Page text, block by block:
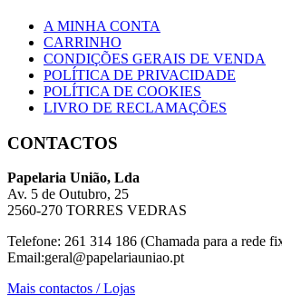
A MINHA CONTA
CARRINHO
CONDIÇÕES GERAIS DE VENDA
POLÍTICA DE PRIVACIDADE
POLÍTICA DE COOKIES
LIVRO DE RECLAMAÇÕES
CONTACTOS
Papelaria União, Lda
Av. 5 de Outubro, 25
2560-270 TORRES VEDRAS
Telefone: 261 314 186 (Chamada para a rede
Email:geral@papelariauniao.pt
Mais contactos / Lojas